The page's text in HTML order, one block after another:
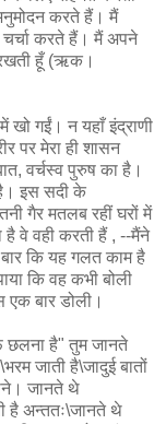
करते हैं। मैं
चर्चा करते हैं। मैं अपने
रखती हूँ (ऋक।
खो गईं। न यहाँ इंद्राणी
पर मेरा ही शासन
वर्चस्व पुरुष का है।
इस सदी के
गैर मतलब रहीं घरों में
वे वही करती हैं , --मैंने
कि यह गलत काम है
कि वह कभी बोली
बार डोली।
छलना है" तुम जानते
जाती है\जादुई बातों
जानते थे
है अन्ततः\जानते थे